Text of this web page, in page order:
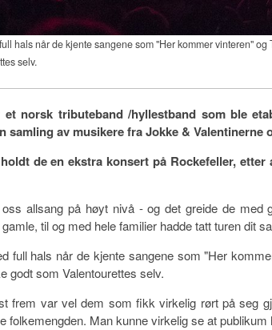
hals når de kjente sangene som "Her kommer vinteren"
selv.
et norsk tributeband /hyllestband som ble
samling av musikere fra Jokke & Valentinerne
holdt de en ekstra konsert på Rockefeller,
allsang på høyt nivå - og det greide de
til og med hele familier hadde tatt turen dit
full hals når de kjente sangene som "Her
godt som Valentourettes selv.
frem var vel dem som fikk virkelig rørt på seg
folkemengden. Man kunne virkelig se at